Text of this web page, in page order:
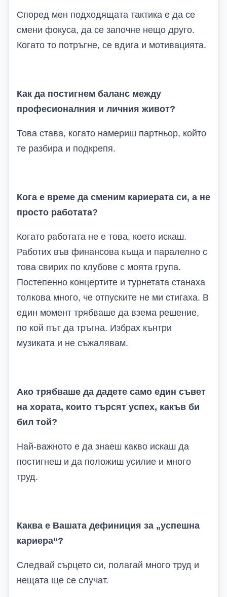
Според мен подходящата тактика е да се
смени фокуса, да се започне нещо друго.
Когато то потръгне, се вдига и мотивацията.
Как да постигнем баланс между
професионалния и личния живот?
Това става, когато намериш партньор, който
те разбира и подкрепя.
Кога е време да сменим кариерата си, а не
просто работата?
Когато работата не е това, което искаш.
Работих във финансова къща и паралелно с
това свирих по клубове с моята група.
Постепенно концертите и турнетата станаха
толкова много, че отпуските не ми стигаха. В
един момент трябваше да взема решение,
по кой път да тръгна. Избрах кънтри
музиката и не съжалявам.
Ако трябваше да дадете само един съвет
на хората, които търсят успех, какъв би
бил той?
Най-важното е да знаеш какво искаш да
постигнеш и да положиш усилие и много
труд.
Каква е Вашата дефиниция за „успешна
кариера“?
Следвай сърцето си, полагай много труд и
нещата ще се случат.